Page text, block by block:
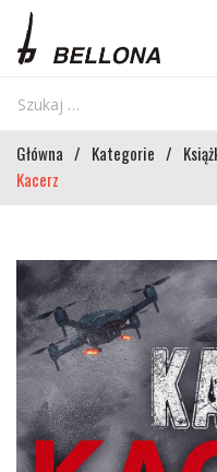
Główna / Kategorie /
Kacerz